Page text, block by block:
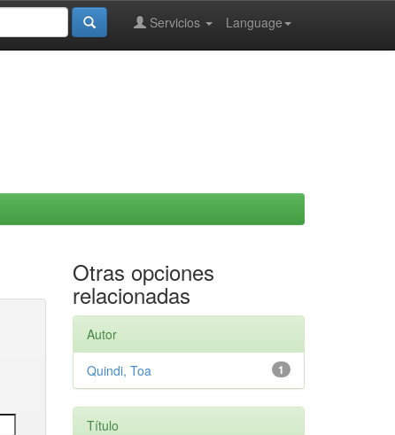
Language
Servicios
Otras opciones
relacionadas
Autor
1
Quindi, Toa
Título